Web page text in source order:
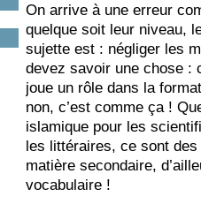
On arrive à une erreur
quelque soit leur niveau,
sujette est : négliger les
devez savoir une chose :
joue un rôle dans la
non, c’est comme ça !
islamique pour les
les littéraires, ce sont
matière secondaire,
vocabulaire !